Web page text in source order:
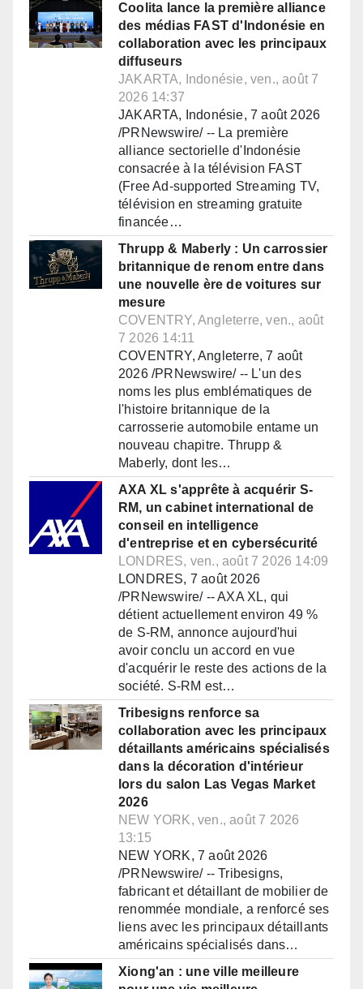
Coolita lance la première alliance
des médias FAST d'Indonésie en
collaboration avec les principaux
diffuseurs
JAKARTA, Indonésie, ven., août 7
2026 14:37
JAKARTA, Indonésie, 7 août 2026
/PRNewswire/ -- La première
alliance sectorielle d'Indonésie
consacrée à la télévision FAST
(Free Ad-supported Streaming TV,
télévision en streaming gratuite
financée…
Thrupp & Maberly : Un carrossier
britannique de renom entre dans
une nouvelle ère de voitures sur
mesure
COVENTRY, Angleterre, ven., août
7 2026 14:11
COVENTRY, Angleterre, 7 août
2026 /PRNewswire/ -- L'un des
noms les plus emblématiques de
l'histoire britannique de la
carrosserie automobile entame un
nouveau chapitre. Thrupp &
Maberly, dont les…
AXA XL s'apprête à acquérir S-
RM, un cabinet international de
conseil en intelligence
d'entreprise et en cybersécurité
LONDRES, ven., août 7 2026 14:09
LONDRES, 7 août 2026
/PRNewswire/ -- AXA XL, qui
détient actuellement environ 49 %
de S-RM, annonce aujourd'hui
avoir conclu un accord en vue
d'acquérir le reste des actions de la
société. S-RM est…
Tribesigns renforce sa
collaboration avec les principaux
détaillants américains spécialisés
dans la décoration d'intérieur
lors du salon Las Vegas Market
2026
NEW YORK, ven., août 7 2026
13:15
NEW YORK, 7 août 2026
/PRNewswire/ -- Tribesigns,
fabricant et détaillant de mobilier de
renommée mondiale, a renforcé ses
liens avec les principaux détaillants
américains spécialisés dans…
Xiong'an : une ville meilleure